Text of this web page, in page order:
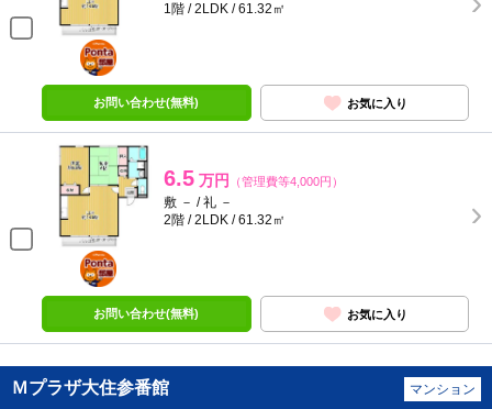
1階 / 2LDK / 61.32㎡
ポンタ
部屋
お問い合わせ(無料) お気に入り
6.5 万円 （管理費等4,000円）
敷 － / 礼 －
2階 / 2LDK / 61.32㎡
ポンタ
部屋
お問い合わせ(無料) お気に入り
Ｍプラザ大住参番館 マンション